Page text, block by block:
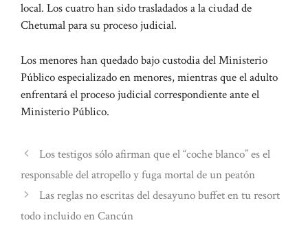
local. Los cuatro han sido trasladados a la ciudad de
Chetumal para su proceso judicial.
Los menores han quedado bajo custodia del Ministerio
Público especializado en menores, mientras que el adulto
enfrentará el proceso judicial correspondiente ante el
Ministerio Público.
Los testigos sólo afirman que el “coche blanco” es el
responsable del atropello y fuga mortal de un peatón
Las reglas no escritas del desayuno buffet en tu resort
todo incluido en Cancún